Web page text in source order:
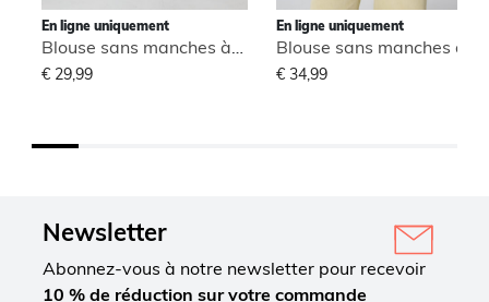
En ligne uniquement
Blouse sans manches à col montant
€ 29,99
En ligne uniquement
€ 34,99
Newsletter
Abonnez-vous à notre newsletter pour recevoir
10 % de réduction sur votre commande